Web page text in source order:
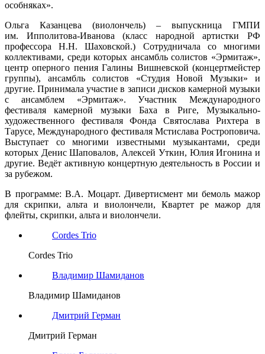
особняках».
Ольга Казанцева (виолончель) – выпускница ГМПИ
им. Ипполитова-Иванова (класс народной артистки РФ
профессора Н.Н. Шаховской.) Сотрудничала со многими
коллективами, среди которых ансамбль солистов «Эрмитаж»,
центр оперного пения Галины Вишневской (концертмейстер
группы), ансамбль солистов «Студия Новой Музыки» и
другие. Принимала участие в записи дисков камерной музыки
с ансамблем «Эрмитаж». Участник Международного
фестиваля камерной музыки Баха в Риге, Музыкально-
художественного фестиваля Фонда Святослава Рихтера в
Тарусе, Международного фестиваля Мстислава Ростроповича.
Выступает со многими известными музыкантами, среди
которых Денис Шаповалов, Алексей Уткин, Юлия Игонина и
другие. Ведёт активную концертную деятельность в России и
за рубежом.
В программе: В.А. Моцарт. Дивертисмент ми бемоль мажор
для скрипки, альта и виолончели, Квартет ре мажор для
флейты, скрипки, альта и виолончели.
Cordes Trio
Cordes Trio
Владимир Шамиданов
Владимир Шамиданов
Дмитрий Герман
Дмитрий Герман